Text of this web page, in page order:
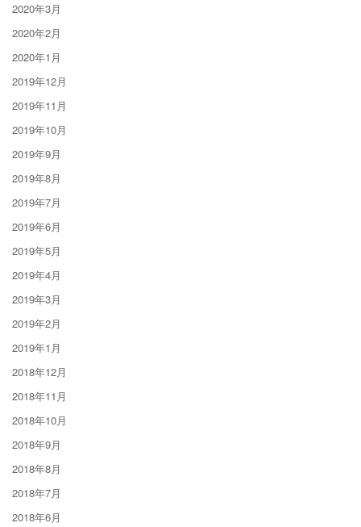
2020年3月
2020年2月
2020年1月
2019年12月
2019年11月
2019年10月
2019年9月
2019年8月
2019年7月
2019年6月
2019年5月
2019年4月
2019年3月
2019年2月
2019年1月
2018年12月
2018年11月
2018年10月
2018年9月
2018年8月
2018年7月
2018年6月